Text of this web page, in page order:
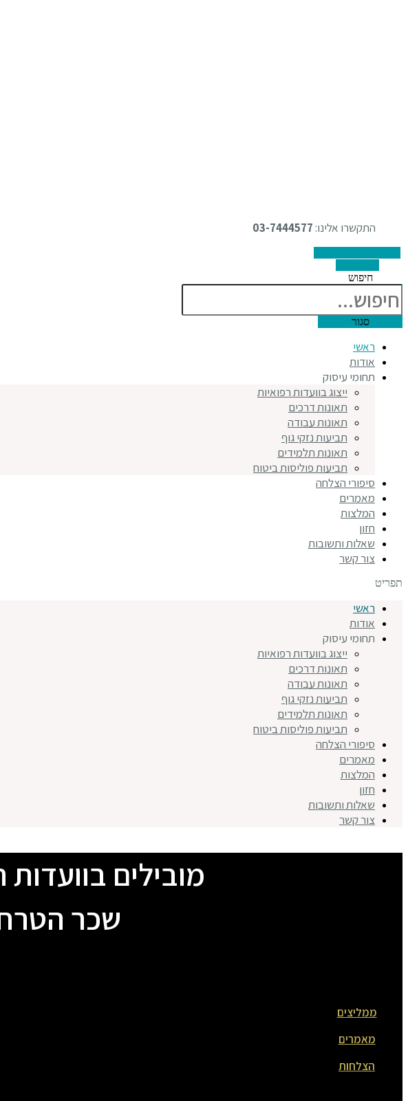
התקשרו אלינו: 03-7444577
חיפוש
סגור
ראשי
אודות
תחומי עיסוק
ייצוג בוועדות רפואיות
תאונות דרכים
תאונות עבודה
תביעות נזקי גוף
תאונות תלמידים
תביעות פוליסות ביטוח
סיפורי הצלחה
מאמרים
המלצות
חזון
שאלות ותשובות
צור קשר
תפריט
ראשי
אודות
תחומי עיסוק
ייצוג בוועדות רפואיות
תאונות דרכים
תאונות עבודה
תביעות נזקי גוף
תאונות תלמידים
תביעות פוליסות ביטוח
סיפורי הצלחה
מאמרים
המלצות
חזון
שאלות ותשובות
צור קשר
מובילים בוועדות
שכר
ממליצים
מאמרים
הצלחות